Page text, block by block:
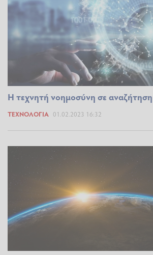
Η τεχνητή νοημοσύνη σε
ΤΕΧΝΟΛΟΓΊΑ 01.02.2023 16:32